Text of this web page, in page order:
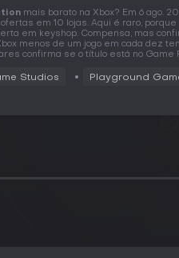
mais barato na Xbox? Em 6 ago.
em 10 lojas. Aqui é raro, porque
em keyshop. Compensa, mas
menos de um jogo em cada dez
confirma se o título está no Game
Studios Playground